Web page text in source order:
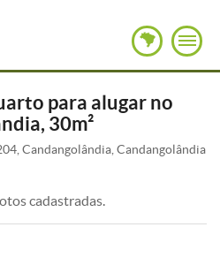
para alugar no
30m²
Candangolândia, Candangolândia
cadastradas.